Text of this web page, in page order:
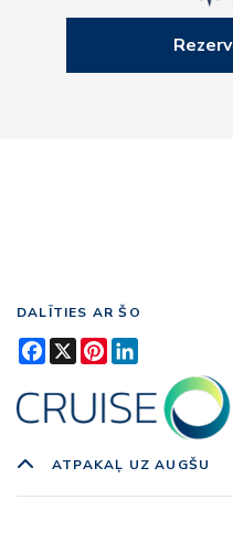
DALĪTIES AR ŠO
Facebook
X Pinterest
ATPAKAĻ UZ AUGŠU